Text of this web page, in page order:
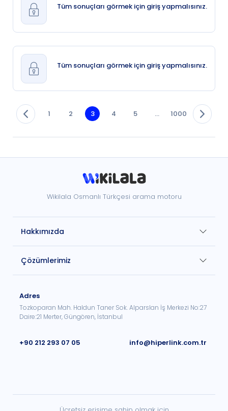
Tüm sonuçları görmek için giriş yapmalısınız.
Tüm sonuçları görmek için giriş yapmalısınız.
1 2 3 4 5 ... 1000
Wikilala Osmanlı Türkçesi arama motoru
Hakkımızda
Çözümlerimiz
Adres
Tozkoparan Mah. Haldun Taner Sok. Alparslan İş Merkezi No:27
Daire:21 Merter, Güngören, İstanbul
+90 212 293 07 05 info@hiperlink.com.tr